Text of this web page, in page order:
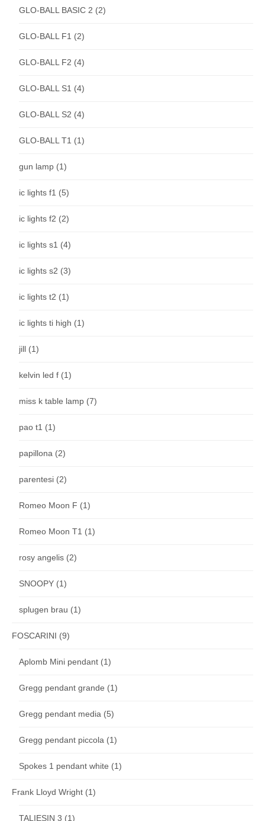
GLO-BALL BASIC 2 (2)
GLO-BALL F1 (2)
GLO-BALL F2 (4)
GLO-BALL S1 (4)
GLO-BALL S2 (4)
GLO-BALL T1 (1)
gun lamp (1)
ic lights f1 (5)
ic lights f2 (2)
ic lights s1 (4)
ic lights s2 (3)
ic lights t2 (1)
ic lights ti high (1)
jill (1)
kelvin led f (1)
miss k table lamp (7)
pao t1 (1)
papillona (2)
parentesi (2)
Romeo Moon F (1)
Romeo Moon T1 (1)
rosy angelis (2)
SNOOPY (1)
splugen brau (1)
FOSCARINI (9)
Aplomb Mini pendant (1)
Gregg pendant grande (1)
Gregg pendant media (5)
Gregg pendant piccola (1)
Spokes 1 pendant white (1)
Frank Lloyd Wright (1)
TALIESIN 3 (1)